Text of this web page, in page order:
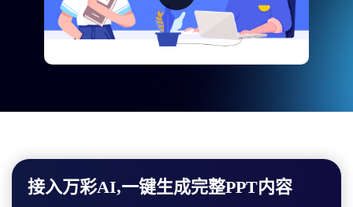
接入万彩AI,一键生成完整PPT内容